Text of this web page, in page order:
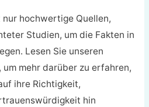
hochwertige Quellen,
Studien, um die Fakten in
Lesen Sie unseren
um mehr darüber zu erfahren,
ihre Richtigkeit,
hin